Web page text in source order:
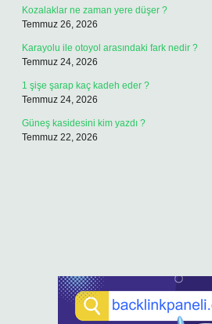
Kozalaklar ne zaman yere düşer ?
Temmuz 26, 2026
Karayolu ile otoyol arasındaki fark nedir ?
Temmuz 24, 2026
1 şişe şarap kaç kadeh eder ?
Temmuz 24, 2026
Güneş kasidesini kim yazdı ?
Temmuz 22, 2026